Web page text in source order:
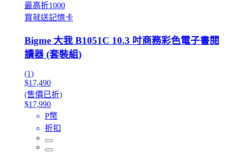
最高折1000
買就送記憶卡
Bigme 大我 B1051C 10.3 吋商務彩色電子書閱
讀器 (套裝組)
(1)
$17,490
(售價已折)
$17,990
P幣
折扣